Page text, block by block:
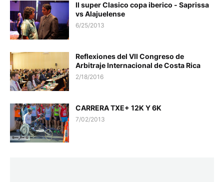
II super Clasico copa iberico - Saprissa
vs Alajuelense
6/25/2013
Reflexiones del VII Congreso de
Arbitraje Internacional de Costa Rica
2/18/2016
CARRERA TXE+ 12K Y 6K
7/02/2013